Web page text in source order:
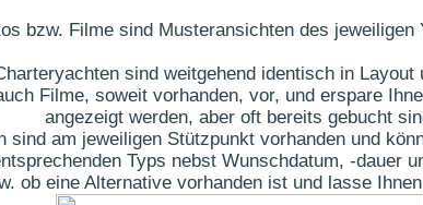
bzw. Filme sind Musteransichten des jeweiligen
sind weitgehend identisch in Layout
Filme, soweit vorhanden, vor, und erspare
angezeigt werden, aber oft bereits gebucht
sind am jeweiligen Stützpunkt vorhanden und
Typs nebst Wunschdatum, -dauer
ob eine Alternative vorhanden ist und lasse